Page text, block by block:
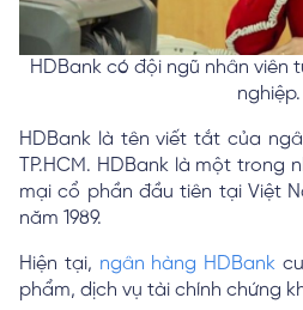
HDBank có đội ngũ nhân viên
nghiệp.
HDBank là tên viết tắt của
TP.HCM. HDBank là một
mại cổ phần đầu tiên tại Việt
năm 1989.
Hiện tại, ngân hàng HDBank
phẩm, dịch vụ tài chính chứng